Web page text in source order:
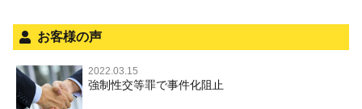
文書偽造・偽造文書行使
銃刀法違反
児童虐待・保護責任者遺棄
文書偽造・偽造文書行使
法人と刑事事件（脱税関係，従業員逮捕，予防法務等）
面会・差し入れ
お客様の声
2022.03.15
強制性交等罪で事件化阻止